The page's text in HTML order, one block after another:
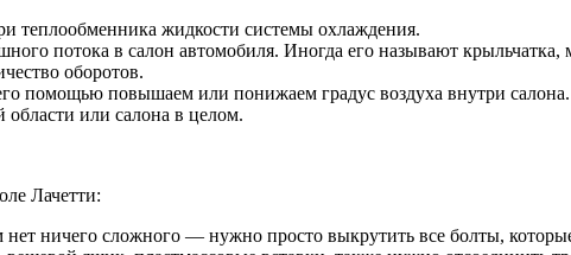
теплообменника жидкости системы охлаждения.
потока в салон автомобиля. Иногда его называют
оборотов.
помощью повышаем или понижаем градус воздуха внутри салона.
области или салона в целом.
Лачетти:
ничего сложного — нужно просто выкрутить все болты,